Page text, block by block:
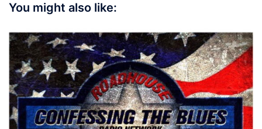
You might also like: